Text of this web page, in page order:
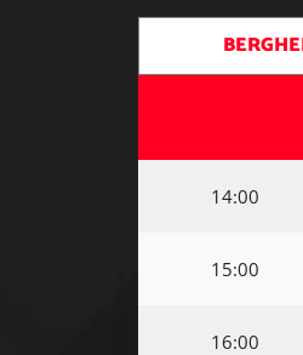
14:00
15:00
16:00